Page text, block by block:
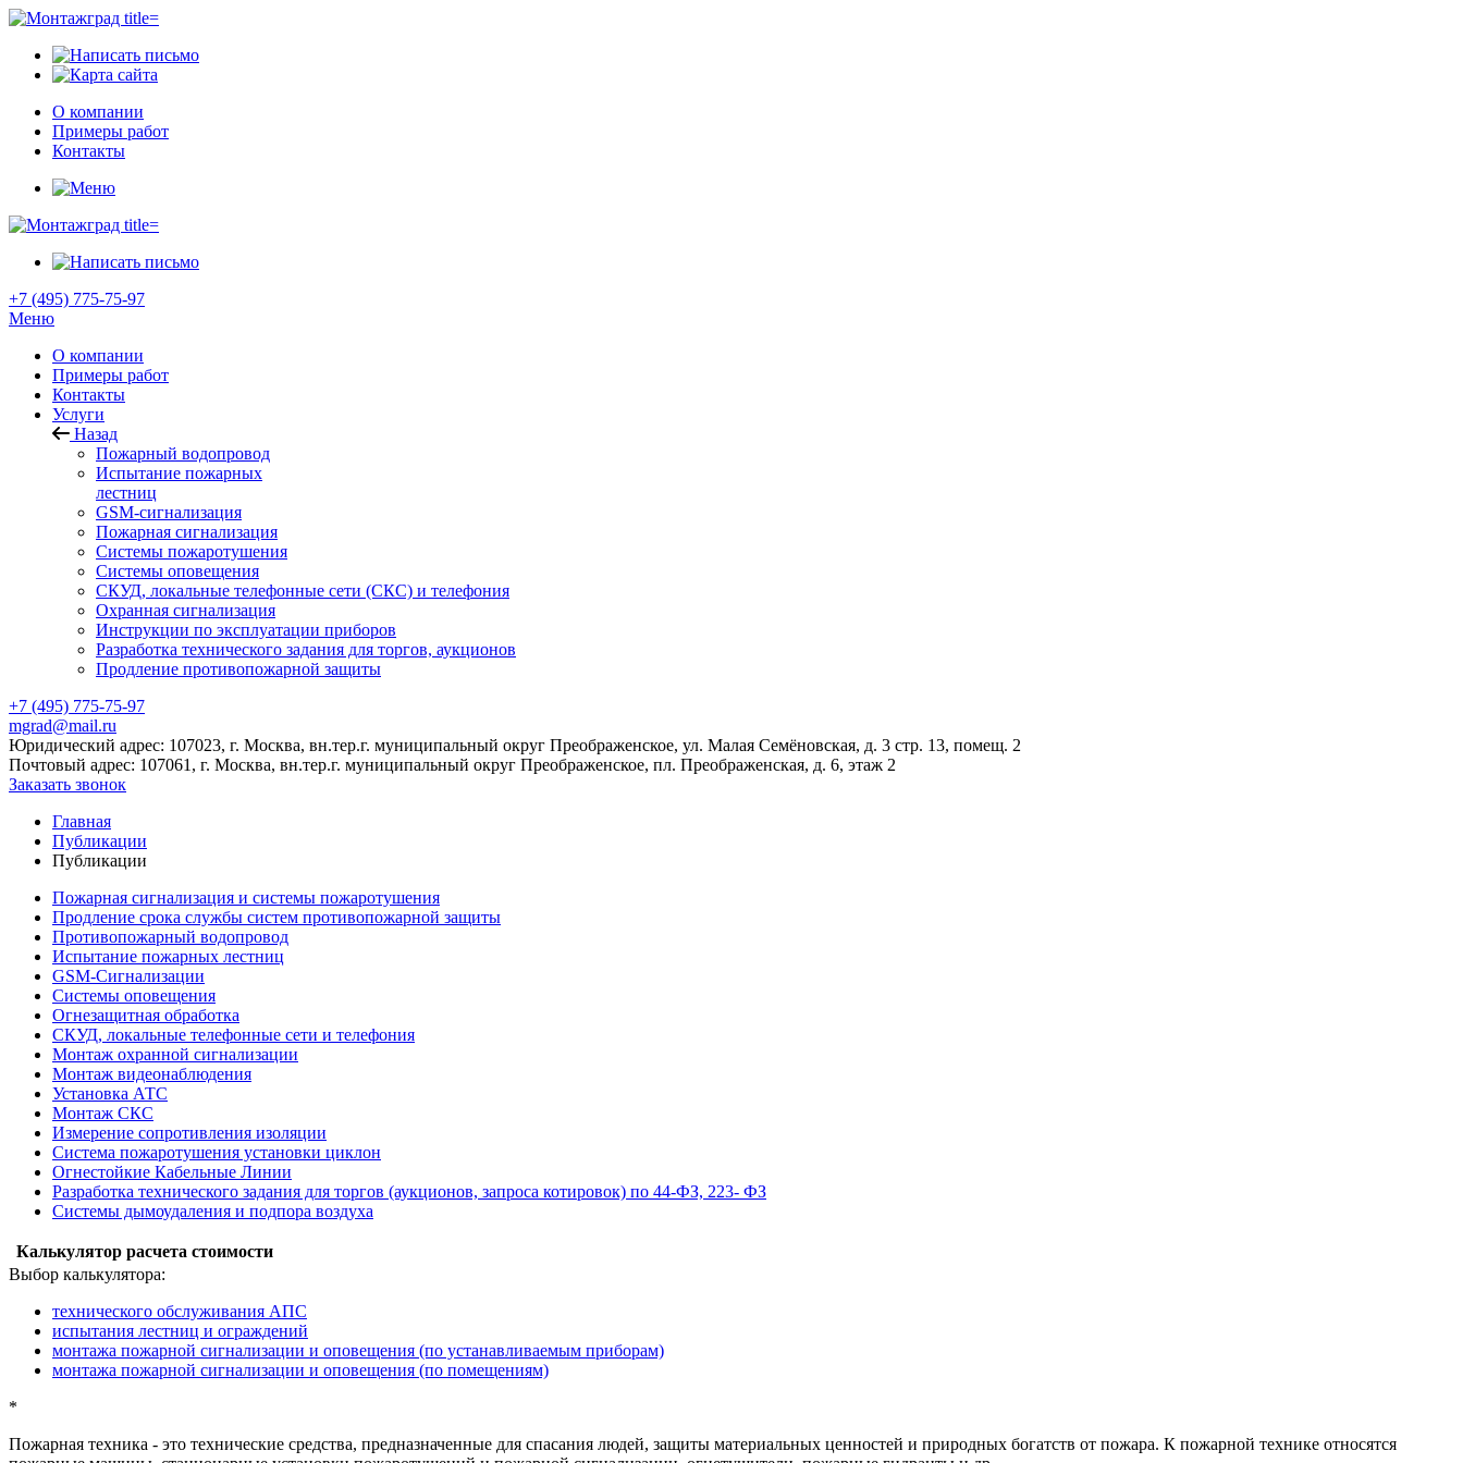
О компании
Примеры работ
Контакты
+7 (495) 775-75-97
Меню
О компании
Примеры работ
Контакты
Услуги
Назад
Пожарный водопровод
Испытание пожарных
лестниц
GSM-сигнализация
Пожарная сигнализация
Системы пожаротушения
Системы оповещения
СКУД, локальные телефонные сети (СКС) и телефония
Охранная сигнализация
Инструкции по эксплуатации приборов
Разработка технического задания для торгов, аукционов
Продление противопожарной защиты
+7 (495) 775-75-97
mgrad@mail.ru
Юридический адрес: 107023, г. Москва, вн.тер.г. муниципальный округ Преображенское, ул. Малая Семёновская, д. 3 стр. 13, помещ. 2
Почтовый адрес: 107061, г. Москва, вн.тер.г. муниципальный округ Преображенское, пл. Преображенская, д. 6, этаж 2
Заказать звонок
Главная
Публикации
Публикации
Пожарная сигнализация и системы пожаротушения
Продление срока службы систем противопожарной защиты
Противопожарный водопровод
Испытание пожарных лестниц
GSM-Сигнализации
Системы оповещения
Огнезащитная обработка
СКУД, локальные телефонные сети и телефония
Монтаж охранной сигнализации
Монтаж видеонаблюдения
Установка АТС
Монтаж СКС
Измерение сопротивления изоляции
Система пожаротушения установки циклон
Огнестойкие Кабельные Линии
Разработка технического задания для торгов (аукционов, запроса котировок) по 44-ФЗ, 223- ФЗ
Системы дымоудаления и подпора воздуха
Калькулятор расчета стоимости
Выбор калькулятора:
технического обслуживания АПС
испытания лестниц и ограждений
монтажа пожарной сигнализации и оповещения (по устанавливаемым приборам)
монтажа пожарной сигнализации и оповещения (по помещениям)
*
Пожарная техника - это технические средства, предназначенные для спасания людей, защиты материальных ценностей и природных богатств от пожара. К пожарной технике относятся